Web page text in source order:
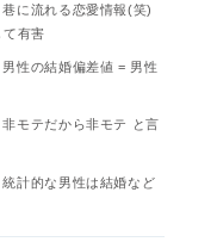
に流れる恋愛情報(笑)
有害
性の結婚偏差値 = 男性
モテだから非モテ と言
計的な男性は結婚など